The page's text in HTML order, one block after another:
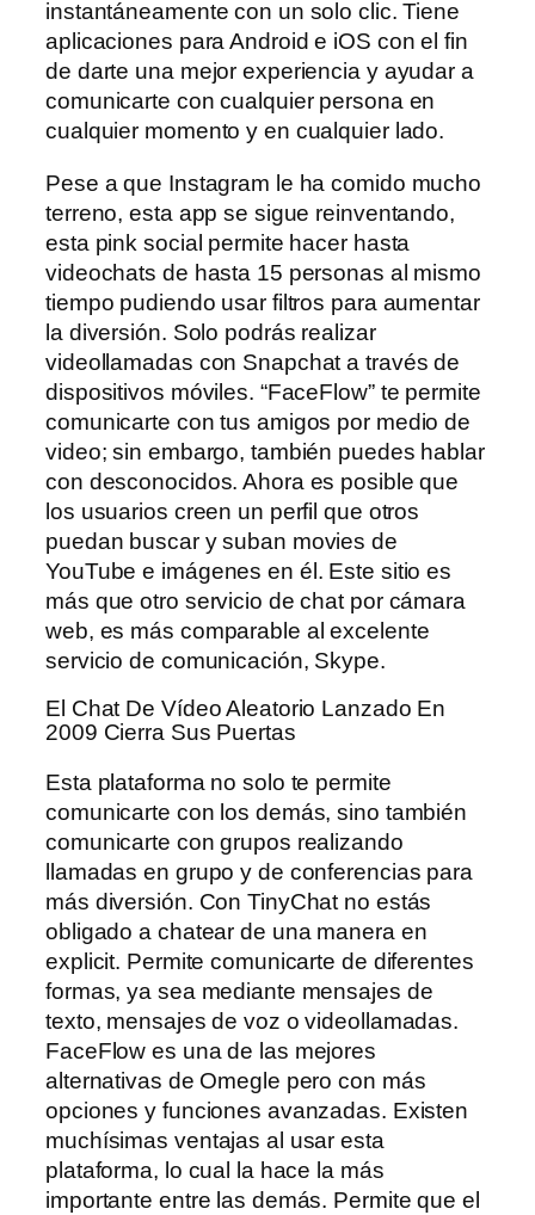
instantáneamente con un solo clic. Tiene
aplicaciones para Android e iOS con el fin
de darte una mejor experiencia y ayudar a
comunicarte con cualquier persona en
cualquier momento y en cualquier lado.
Pese a que Instagram le ha comido mucho
terreno, esta app se sigue reinventando,
esta pink social permite hacer hasta
videochats de hasta 15 personas al mismo
tiempo pudiendo usar filtros para aumentar
la diversión. Solo podrás realizar
videollamadas con Snapchat a través de
dispositivos móviles. “FaceFlow” te permite
comunicarte con tus amigos por medio de
video; sin embargo, también puedes hablar
con desconocidos. Ahora es posible que
los usuarios creen un perfil que otros
puedan buscar y suban movies de
YouTube e imágenes en él. Este sitio es
más que otro servicio de chat por cámara
web, es más comparable al excelente
servicio de comunicación, Skype.
El Chat De Vídeo Aleatorio Lanzado En
2009 Cierra Sus Puertas
Esta plataforma no solo te permite
comunicarte con los demás, sino también
comunicarte con grupos realizando
llamadas en grupo y de conferencias para
más diversión. Con TinyChat no estás
obligado a chatear de una manera en
explicit. Permite comunicarte de diferentes
formas, ya sea mediante mensajes de
texto, mensajes de voz o videollamadas.
FaceFlow es una de las mejores
alternativas de Omegle pero con más
opciones y funciones avanzadas. Existen
muchísimas ventajas al usar esta
plataforma, lo cual la hace la más
importante entre las demás. Permite que el